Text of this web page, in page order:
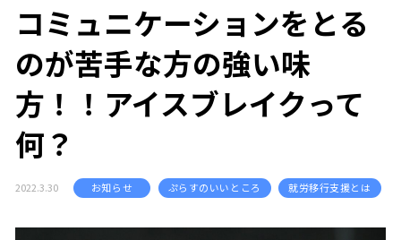
コミュニケーションをとる
のが苦手な方の強い味
方！！アイスブレイクって
何？
2022.3.30 お知らせ ぷらすのいいところ 就労移行支援とは